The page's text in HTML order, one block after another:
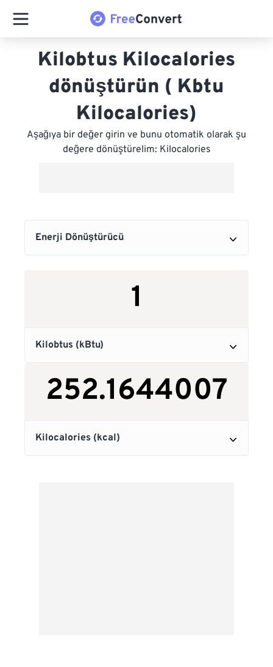
Kilobtus Kilocalories
dönüştürün ( Kbtu
Kilocalories)
Aşağıya bir değer girin ve bunu otomatik olarak şu
değere dönüştürelim: Kilocalories